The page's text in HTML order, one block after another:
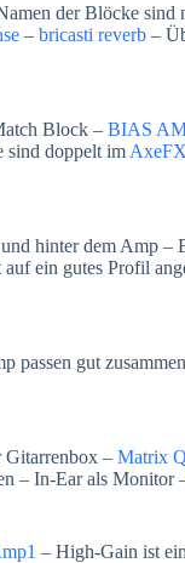
der Blöcke
– bricasti reverb –
Block – BIAS
sind doppelt im AxeFX
hinter dem Amp –
ein gutes Profil
passen gut
Gitarrenbox – Matrix
– In-Ear als Monitor
– High-Gain ist